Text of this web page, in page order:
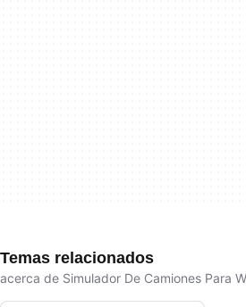
Temas relacionados
acerca de Simulador De Camiones Para